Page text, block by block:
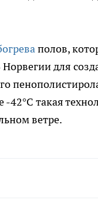
полов,
для
42°C такая
ветре.